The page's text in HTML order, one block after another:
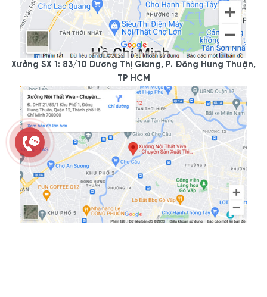
Xưởng SX 1: 83/10 Dương Thị Giang, P. Đông Hưng Thuận,
TP HCM